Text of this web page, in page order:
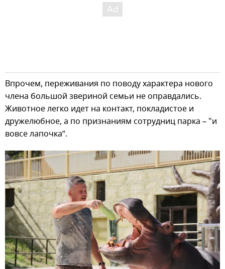
Впрочем, переживания по поводу характера нового
члена большой звериной семьи не оправдались.
Животное легко идет на контакт, покладистое и
дружелюбное, а по признаниям сотрудниц парка – "и
вовсе лапочка”.